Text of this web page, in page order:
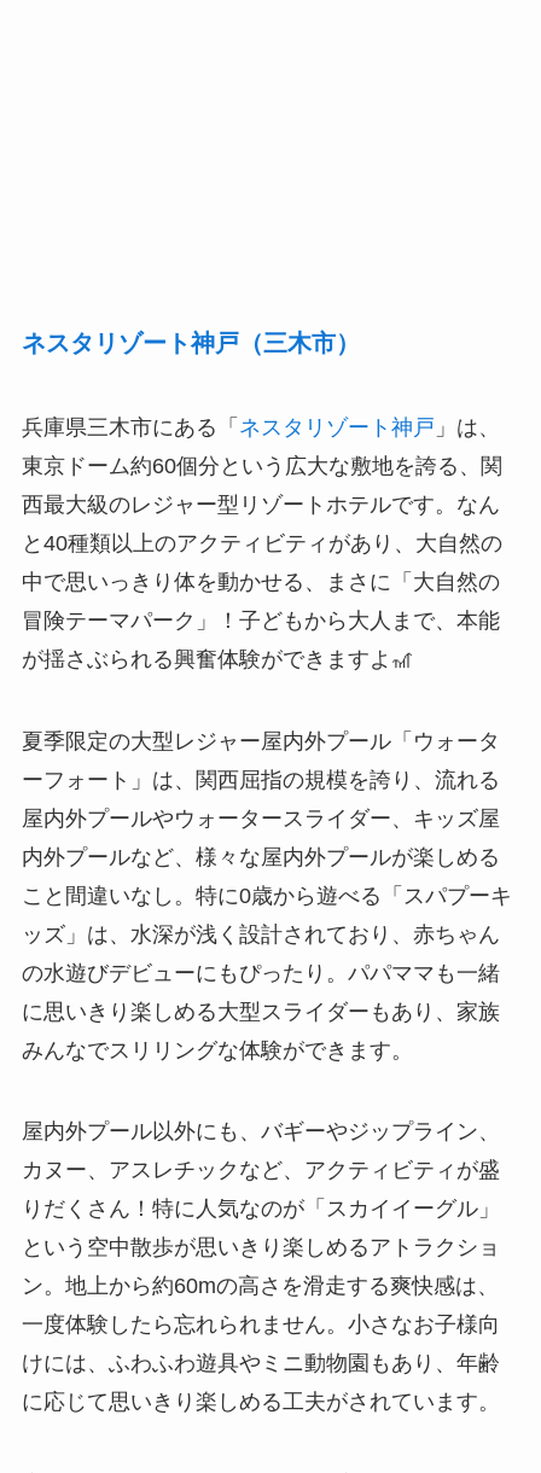
ネスタリゾート神戸（三木市）
兵庫県三木市にある「 ネスタリゾート神戸 」は、
東京ドーム約60個分という広大な敷地を誇る、関
西最大級のレジャー型リゾートホテルです。なん
と40種類以上のアクティビティがあり、大自然の
中で思いっきり体を動かせる、まさに「大自然の
冒険テーマパーク」！子どもから大人まで、本能
が揺さぶられる興奮体験ができますよ🎢
夏季限定の大型レジャー屋内外プール「ウォータ
ーフォート」は、関西屈指の規模を誇り、流れる
屋内外プールやウォータースライダー、キッズ屋
内外プールなど、様々な屋内外プールが楽しめる
こと間違いなし。特に0歳から遊べる「スパプーキ
ッズ」は、水深が浅く設計されており、赤ちゃん
の水遊びデビューにもぴったり。パパママも一緒
に思いきり楽しめる大型スライダーもあり、家族
みんなでスリリングな体験ができます。
屋内外プール以外にも、バギーやジップライン、
カヌー、アスレチックなど、アクティビティが盛
りだくさん！特に人気なのが「スカイイーグル」
という空中散歩が思いきり楽しめるアトラクショ
ン。地上から約60mの高さを滑走する爽快感は、
一度体験したら忘れられません。小さなお子様向
けには、ふわふわ遊具やミニ動物園もあり、年齢
に応じて思いきり楽しめる工夫がされています。